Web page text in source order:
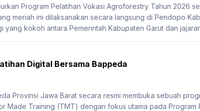
Program Pelatihan Vokasi Agroforestry Tahun 2026
meriah ini dilaksanakan secara langsung di Pendopo
kokoh antara Pemerintah Kabupaten Garut dan
Digital Bersama Bappeda
Provinsi Jawa Barat secara resmi membuka sebuah
Made Training (TMT) dengan fokus utama pada Program